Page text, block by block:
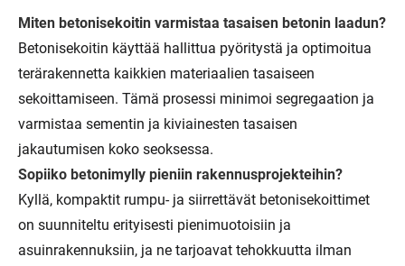
Miten betonisekoitin varmistaa tasaisen betonin laadun?
Betonisekoitin käyttää hallittua pyöritystä ja optimoitua
terärakennetta kaikkien materiaalien tasaiseen
sekoittamiseen. Tämä prosessi minimoi segregaation ja
varmistaa sementin ja kiviainesten tasaisen
jakautumisen koko seoksessa.
Sopiiko betonimylly pieniin rakennusprojekteihin?
Kyllä, kompaktit rumpu- ja siirrettävät betonisekoittimet
on suunniteltu erityisesti pienimuotoisiin ja
asuinrakennuksiin, ja ne tarjoavat tehokkuutta ilman